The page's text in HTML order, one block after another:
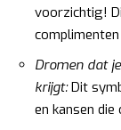
voorzichtig!
Dromen dat
krijgt:Dit
en kansen die